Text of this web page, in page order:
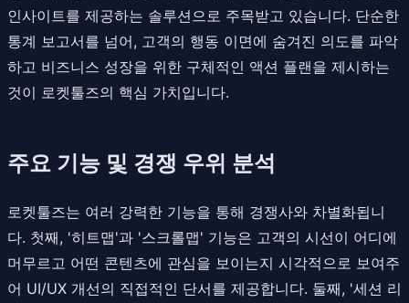
인사이트를 제공하는 솔루션으로 주목받고 있습니다. 단순한
통계 보고서를 넘어, 고객의 행동 이면에 숨겨진 의도를 파악
하고 비즈니스 성장을 위한 구체적인 액션 플랜을 제시하는
것이 로켓툴즈의 핵심 가치입니다.
주요 기능 및 경쟁 우위 분석
로켓툴즈는 여러 강력한 기능을 통해 경쟁사와 차별화됩니
다. 첫째, '히트맵'과 '스크롤맵' 기능은 고객의 시선이 어디에
머무르고 어떤 콘텐츠에 관심을 보이는지 시각적으로 보여주
어 UI/UX 개선의 직접적인 단서를 제공합니다. 둘째, '세션 리